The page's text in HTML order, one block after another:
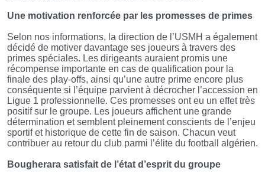
Une motivation renforcée par les promesses de primes
Selon nos informations, la direction de l’USMH a également
décidé de motiver davantage ses joueurs à travers des
primes spéciales. Les dirigeants auraient promis une
récompense importante en cas de qualification pour la
finale des play-offs, ainsi qu’une autre prime encore plus
conséquente si l’équipe parvient à décrocher l’accession en
Ligue 1 professionnelle. Ces promesses ont eu un effet très
positif sur le groupe. Les joueurs affichent une grande
détermination et semblent pleinement conscients de l’enjeu
sportif et historique de cette fin de saison. Chacun veut
contribuer au retour du club parmi l’élite du football algérien.
Bougherara satisfait de l’état d’esprit du groupe